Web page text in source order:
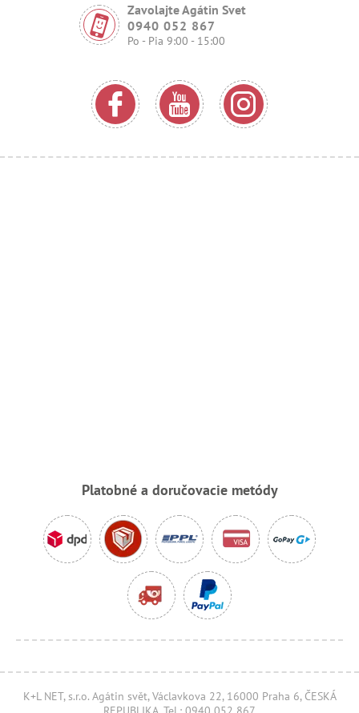
Zavolajte Agátin Svet
0940 052 867
Po - Pia 9:00 - 15:00
Platobné a doručovacie metódy
K+L NET, s.r.o. Agátin svět, Václavkova 22, 16000 Praha 6, ČESKÁ